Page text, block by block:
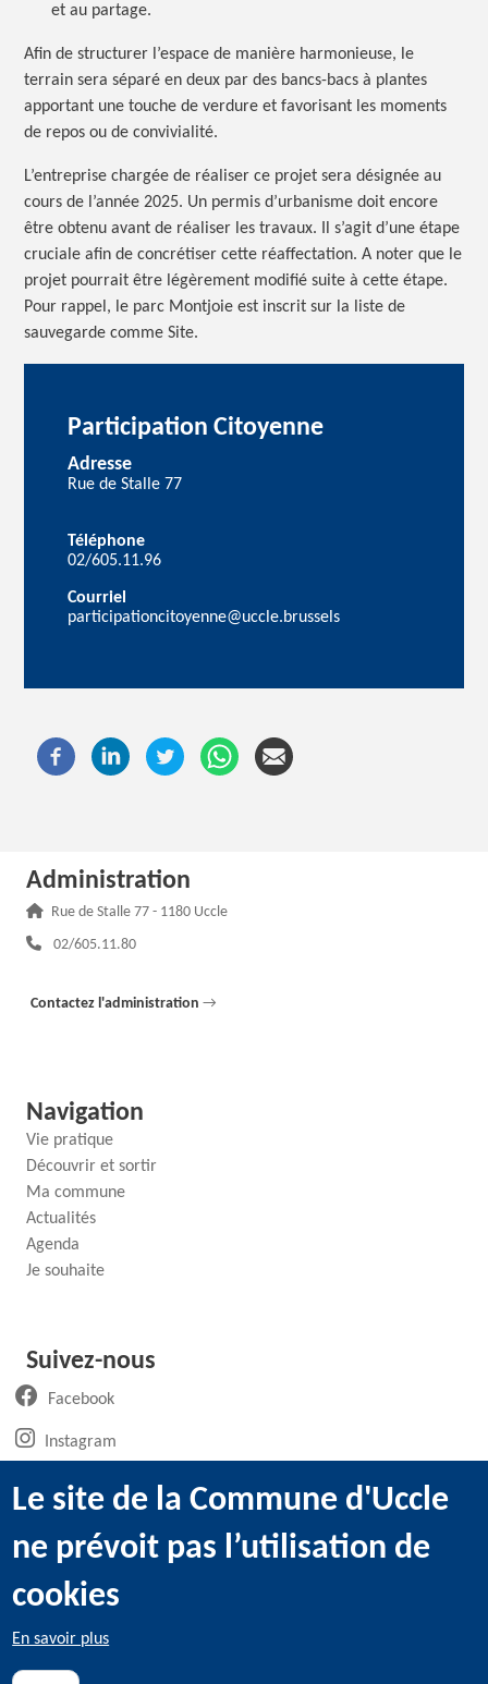
et au partage.
Afin de structurer l’espace de manière harmonieuse, le
terrain sera séparé en deux par des bancs-bacs à plantes
apportant une touche de verdure et favorisant les moments
de repos ou de convivialité.
L’entreprise chargée de réaliser ce projet sera désignée au
cours de l’année 2025. Un permis d’urbanisme doit encore
être obtenu avant de réaliser les travaux. Il s’agit d’une étape
cruciale afin de concrétiser cette réaffectation. A noter que le
projet pourrait être légèrement modifié suite à cette étape.
Pour rappel, le parc Montjoie est inscrit sur la liste de
sauvegarde comme Site.
Participation Citoyenne
Adresse
Rue de Stalle 77
Téléphone
02/605.11.96
Courriel
participationcitoyenne@uccle.brussels
Administration
Adresse :
Rue de Stalle 77 - 1180 Uccle
Téléphone :
02/605.11.80
Contactez l'administration →
Navigation
Vie pratique
Découvrir et sortir
Ma commune
Actualités
Agenda
Je souhaite
Suivez-nous
Facebook(ouvre un nouvel onglet)
Instagram(ouvre un nouvel onglet)
LinkedIn
Youtube(ouvre un nouvel onglet)
@2022 Administration communale d’Uccle -
Le site de la Commune d'Uccle
ne prévoit pas l’utilisation de
cookies
En savoir plus